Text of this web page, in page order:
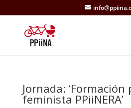
Jornada:
feminista PPiiNERA’